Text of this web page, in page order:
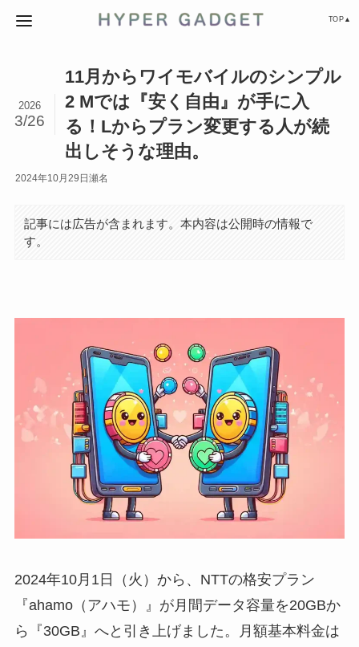
TOP▲
11月からワイモバイルのシンプル
2 Mでは『安く自由』が手に入
る！Lからプラン変更する人が続
出しそうな理由。
2026
3/26
2024年10月29日 瀬名
記事には広告が含まれます。本内容は公開時の情報で
す。
2024年10月1日（火）から、NTTの格安プラン
『ahamo（アハモ）』が月間データ容量を20GBか
ら『30GB』へと引き上げました。月額基本料金は